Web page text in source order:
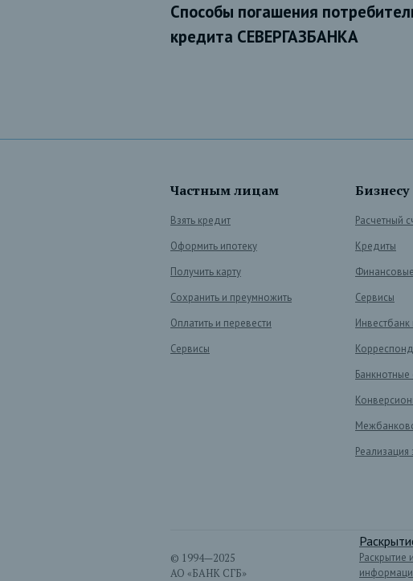
Способы погашения
кредита СЕВЕРГАЗБАНКА
Частным лицам
Взять кредит
Оформить ипотеку
Получить карту
Сохранить и преумножить
Оплатить и перевести
Сервисы
Бизнесу
Расчетный
Кредиты
Сервисы
© 1994—2025
АО «БАНК СГБ»
Раскрытие